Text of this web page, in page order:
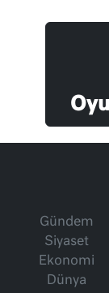
Gündem
Siyaset
Ekonomi
Dünya